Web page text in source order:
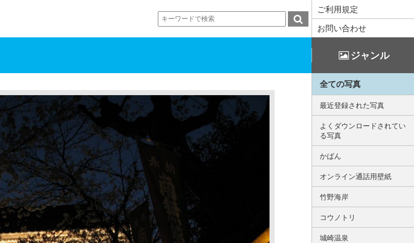
ご利用規定
お問い合わせ
ジャンル
全ての写真
最近登録された写真
よくダウンロードされてい
る写真
かばん
オンライン通話用壁紙
竹野海岸
コウノトリ
城崎温泉